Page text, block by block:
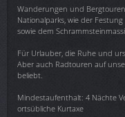
Wanderungen und
Nationalparks, wie der
sowie dem
Für Urlauber, die Ruhe und
Aber auch Radtouren auf
beliebt.
Mindestaufenthalt: 4 Nächte
ortsübliche Kurtaxe